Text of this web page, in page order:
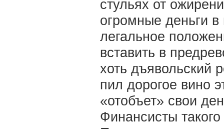
стульях от
огромные деньги
легальное
вставить в
хоть дъявольский
пил дорогое вино
«отобъет» свои
Финансисты